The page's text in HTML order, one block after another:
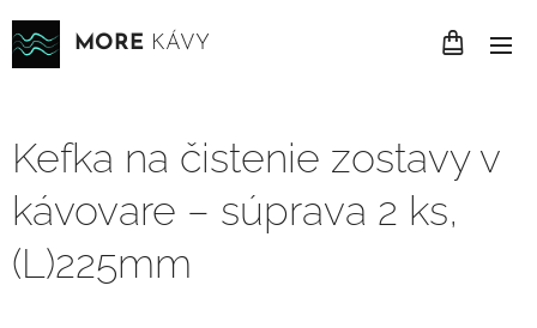
MORE KÁVY
Kefka na čistenie zostavy v
kávovare – súprava 2 ks,
(L)225mm